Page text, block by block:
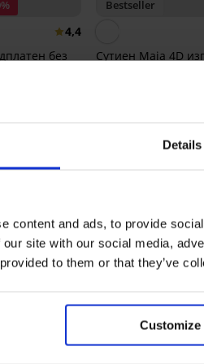
Details
content and ads, to provide
site with our social media,
to them or that they’ve
Customize
4,4
Bestseller
Сутиен Maia 4D
5
4
3
2
1